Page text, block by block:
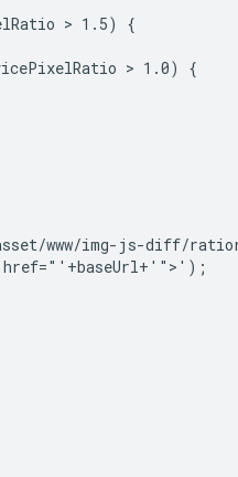
> 1.5) {
> 1.0) {
www/img-js-diff/